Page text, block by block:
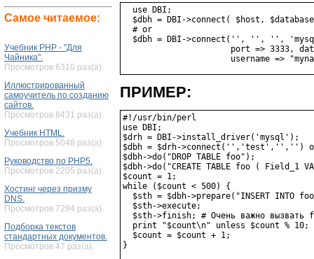
Самое читаемое:
Учебник PHP - "Для
Чайника".
Просмотров 6310 раз(а).
Иллюстрированный
самоучитель по созданию
сайтов.
Просмотров 8431 раз(а).
Учебник HTML.
Просмотров 5048 раз(а).
Руководство по PHP5.
Просмотров 2205 раз(а).
Хостинг через призму
DNS.
Просмотров 7294 раз(а).
Подборка текстов
стандартных документов.
Просмотров 47 раз(а).
  use DBI;
$dbh = DBI->connect( $host,
  # or
$dbh = DBI->connect('', '', '',
port => 3333,
ПРИМЕР:
#!/usr/bin/perl
use DBI;
$drh = DBI->install_driver('mysql');
$dbh = $drh->connect('','test','','')
$dbh->do("DROP TABLE foo");
$dbh->do("CREATE TABLE foo ( Field_1
$count = 1;
while ($count < 500) {
$sth = $dbh->prepare("INSERT INTO
  $sth->execute;
$sth->finish; # Очень важно вызвать
  print "$count\n" unless $count % 10;
  $count = $count + 1;